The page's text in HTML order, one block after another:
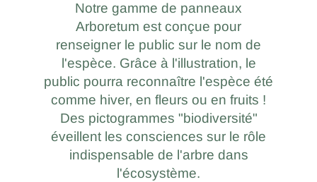
Notre gamme de panneaux
Arboretum est conçue pour
renseigner le public sur le nom de
l'espèce. Grâce à l'illustration, le
public pourra reconnaître l'espèce été
comme hiver, en fleurs ou en fruits !
Des pictogrammes "biodiversité"
éveillent les consciences sur le rôle
indispensable de l'arbre dans
l'écosystème.